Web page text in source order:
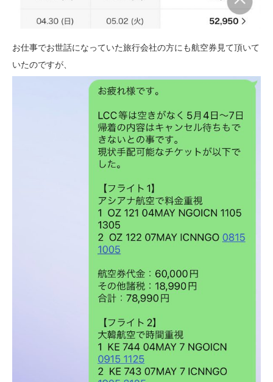
お仕事でお世話になっていた旅行会社の方にも航空券見て頂いて
いたのですが、